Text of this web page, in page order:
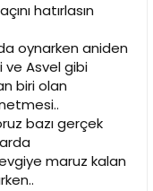
hatırlasın
oynarken aniden
ve Asvel gibi
biri olan
bazı gerçek
maruz kalan